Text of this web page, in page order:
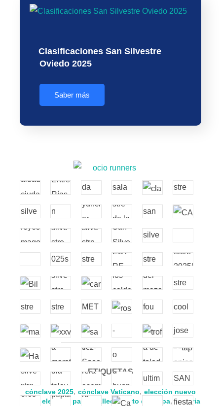
Clasificaciones San Silvestre
Oviedo 2025
Saber más
ETIQUETAS
cónclave 2025, cónclave Vaticano, elección nuevo
elección papal fallecimiento del papa, historia